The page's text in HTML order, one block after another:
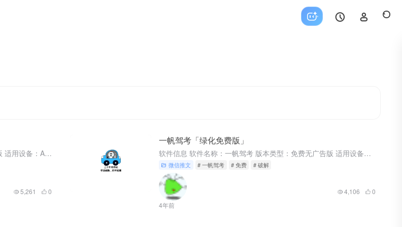
软件信息 软件名称：扫描君 版本类型：免费无广告版 适用设备：Android 获取方式：文章底部 扫描君 安卓9 魅族16T亲测 这款软件名叫扫描君，功能主要就是以扫描为主，像文字识别、文件扫描、证件...
5,261 0
一帆驾考「绿化免费版」
软件信息 软件名称：一帆驾考 版本类型：免费无广告版 适用设备：Android 一帆驾考 安卓9 魅族16T亲测 之前分享过一个「驾考宝典」的特别版，时间有点久了，不知道还能不能用《每日分享 | 成年...
微信推文 # 一帆驾考 # 免费 # 破解
4年前
4,106 0